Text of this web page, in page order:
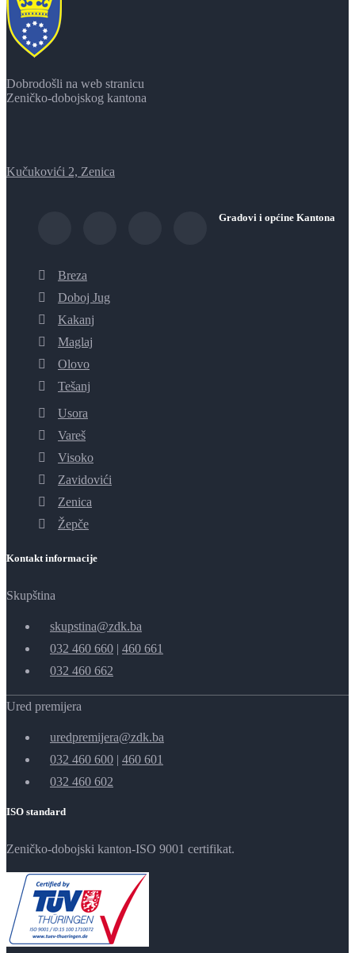
Dobrodošli na web stranicu
Zeničko-dobojskog kantona
Kučukovići 2, Zenica
Gradovi i općine Kantona
Breza
Doboj Jug
Kakanj
Maglaj
Olovo
Tešanj
Usora
Vareš
Visoko
Zavidovići
Zenica
Žepče
Kontakt informacije
Skupština
skupstina@zdk.ba
032 460 660 | 460 661
032 460 662
Ured premijera
uredpremijera@zdk.ba
032 460 600 | 460 601
032 460 602
ISO standard
Zeničko-dobojski kanton-ISO 9001 certifikat.